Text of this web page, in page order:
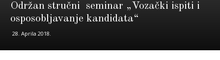
Održan stručni seminar „Vozački ispiti i
osposobljavanje kandidata“
28. Aprila 2018.